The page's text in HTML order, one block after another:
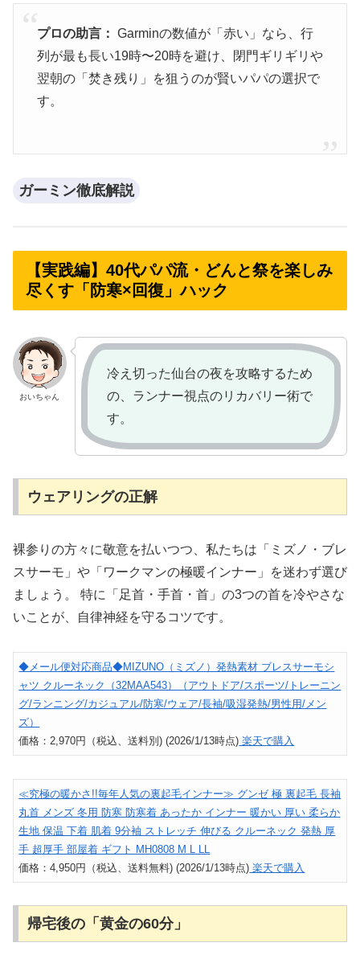
プロの助言： Garminの数値が「赤い」なら、行
列が最も長い19時〜20時を避け、閉門ギリギリや
翌朝の「焚き残り」を狙うのが賢いパパの選択で
す。
ガーミン徹底解説
【実践編】40代パパ流・どんと祭を楽しみ
尽くす「防寒×回復」ハック
おいちゃん
冷え切った仙台の夜を攻略するため
の、ランナー視点のリカバリー術で
す。
ウェアリングの正解
裸参りの方々に敬意を払いつつ、私たちは「ミズノ・ブレ
スサーモ」や「ワークマンの極暖インナー」を迷わず選び
ましょう。 特に「足首・手首・首」の3つの首を冷やさな
いことが、自律神経を守るコツです。
◆メール便対応商品◆MIZUNO（ミズノ）発熱素材 ブレスサーモシ
ャツ クルーネック（32MAA543）（アウトドア/スポーツ/トレーニン
グ/ランニング/カジュアル/防寒/ウェア/長袖/吸湿発熱/男性用/メン
ズ）
価格：2,970円（税込、送料別) (2026/1/13時点) 楽天で購入
≪究極の暖かさ!!毎年人気の裏起毛インナー≫ グンゼ 極 裏起毛 長袖
丸首 メンズ 冬用 防寒 防寒着 あったか インナー 暖かい 厚い 柔らか
生地 保温 下着 肌着 9分袖 ストレッチ 伸びる クルーネック 発熱 厚
手 超厚手 部屋着 ギフト MH0808 M L LL
価格：4,950円（税込、送料無料) (2026/1/13時点) 楽天で購入
帰宅後の「黄金の60分」